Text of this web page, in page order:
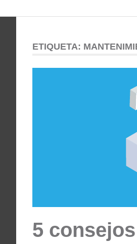
contenido
Comunidad
ODESSA
ETIQUETA:
5